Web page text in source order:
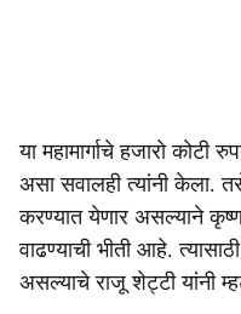
या महामार्गाचे हजारो कोटी
असा सवालही त्यांनी केला.
करण्यात येणार असल्याने
वाढण्याची भीती आहे.
असल्याचे राजू शेट्टी यांनी